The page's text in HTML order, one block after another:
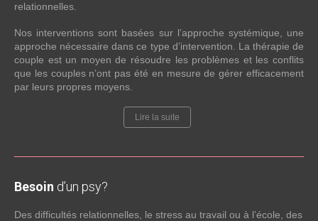
relationnelles.
Nos interventions sont basées sur l’approche systémique, une
approche nécessaire dans ce type d’intervention. La thérapie de
couple est un moyen de résoudre les problèmes et les conflits
que les couples n’ont pas été en mesure de gérer efficacement
par leurs propres moyens.
Lire la suite
Besoin d’un psy?
Des difficultés relationnelles, le stress au travail ou à l’école, des